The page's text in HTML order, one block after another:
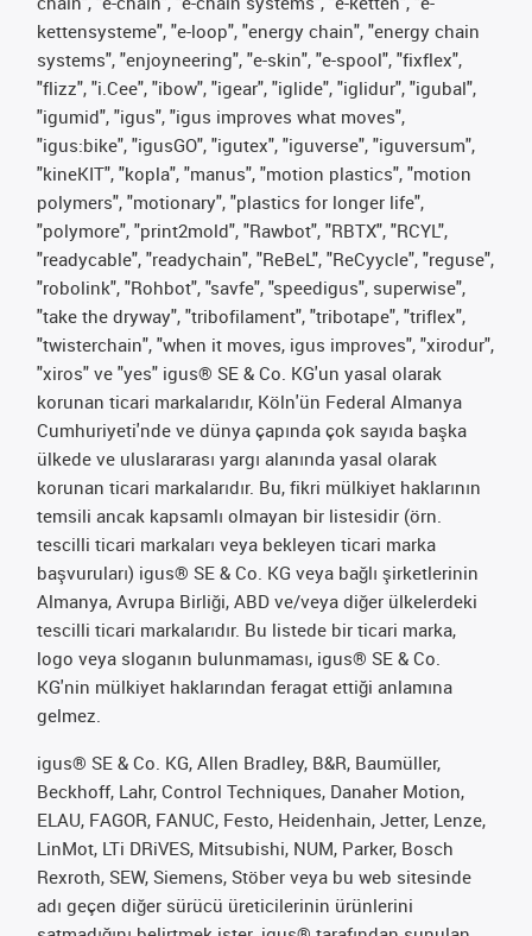
kettensysteme", "e-loop", "energy chain", "energy chain
systems", "enjoyneering", "e-skin", "e-spool", "fixflex",
"flizz", "i.Cee", "ibow", "igear", "iglide", "iglidur", "igubal",
"igumid", "igus", "igus improves what moves",
"igus:bike", "igusGO", "igutex", "iguverse", "iguversum",
"kineKIT", "kopla", "manus", "motion plastics", "motion
polymers", "motionary", "plastics for longer life",
"polymore", "print2mold", "Rawbot", "RBTX", "RCYL",
"readycable", "readychain", "ReBeL", "ReCyycle", "reguse",
"robolink", "Rohbot", "savfe", "speedigus", superwise",
"take the dryway", "tribofilament", "tribotape", "triflex",
"twisterchain", "when it moves, igus improves", "xirodur",
"xiros" ve "yes" igus® SE & Co. KG'un yasal olarak
korunan ticari markalarıdır, Köln'ün Federal Almanya
Cumhuriyeti'nde ve dünya çapında çok sayıda başka
ülkede ve uluslararası yargı alanında yasal olarak
korunan ticari markalarıdır. Bu, fikri mülkiyet haklarının
temsili ancak kapsamlı olmayan bir listesidir (örn.
tescilli ticari markaları veya bekleyen ticari marka
başvuruları) igus® SE & Co. KG veya bağlı şirketlerinin
Almanya, Avrupa Birliği, ABD ve/veya diğer ülkelerdeki
tescilli ticari markalarıdır. Bu listede bir ticari marka,
logo veya sloganın bulunmaması, igus® SE & Co.
KG'nin mülkiyet haklarından feragat ettiği anlamına
gelmez.
igus® SE & Co. KG, Allen Bradley, B&R, Baumüller,
Beckhoff, Lahr, Control Techniques, Danaher Motion,
ELAU, FAGOR, FANUC, Festo, Heidenhain, Jetter, Lenze,
LinMot, LTi DRiVES, Mitsubishi, NUM, Parker, Bosch
Rexroth, SEW, Siemens, Stöber veya bu web sitesinde
adı geçen diğer sürücü üreticilerinin ürünlerini